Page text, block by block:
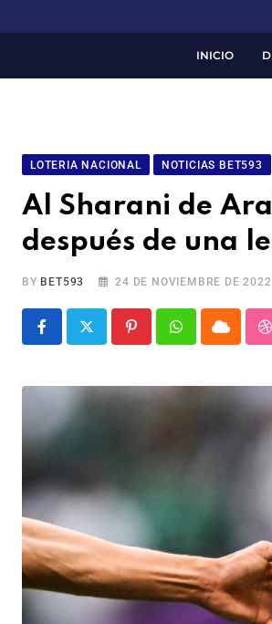
INICIO
LOTERIA NACIONAL NOTICIAS BET593
Al Sharani de
después de una
BY BET593 24 DE NOVIEMBRE DE 2022